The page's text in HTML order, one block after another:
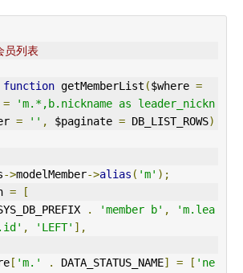
员列表
function getMemberList ($where =
=
'm.*,b.nickname as leader_nickn
= '' , $paginate = DB_LIST_ROWS)
->modelMember->alias ( 'm' );
=
[
. 'member b' ,
'm.lea
, 'LEFT' ],
[ 'm.' . DATA_STATUS_NAME] = [ 'ne